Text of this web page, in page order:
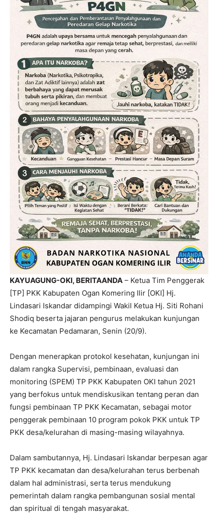
KAYUAGUNG-OKI, BERITAANDA – Ketua Tim Penggerak
[TP] PKK Kabupaten Ogan Komering Ilir [OKI] Hj.
Lindasari Iskandar didampingi Wakil Ketua Hj. Siti Rohani
Shodiq beserta jajaran pengurus melakukan kunjungan
ke Kecamatan Pedamaran, Senin (20/9).
Dengan menerapkan protokol kesehatan, kunjungan ini
dalam rangka Supervisi, pembinaan, evaluasi dan
monitoring (SPEM) TP PKK Kabupaten OKI tahun 2021
yang berfokus untuk mendiskusikan tentang peran dan
fungsi pembinaan TP PKK Kecamatan, sebagai motor
penggerak pembinaan 10 program pokok PKK untuk TP
PKK desa/kelurahan di masing-masing wilayahnya.
Dalam sambutannya, Hj. Lindasari Iskandar berpesan agar
TP PKK kecamatan dan desa/kelurahan terus berbenah
dalam hal administrasi, serta terus mendukung
pemerintah dalam rangka pembangunan sosial mental
dan spiritual di tengah masyarakat.